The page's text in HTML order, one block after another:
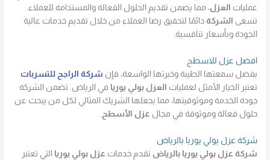
عمليات العزل، مما يضمن تقديم الحلول الفعالة والمستدامة للعملاء.
تسعى الشركة دائمًا لتحقيق رضا العملاء من خلال تقديم خدمات عالية
الجودة وبأسعار تنافسية.
افضل عزل للاسطح
بفضل سمعتها الطيبة وخبرتها الواسعة، فإن شركة الراجح للتسربات
تعتبر الخيار الأمثل لعمليات العزل بولي يوريا في الرياض. تضمن الشركة
جودة الخدمة وموثوقيتها، مما يجعلها الشريك المثالي لكل من يبحث عن
حلول فعالة وموثوقة في مجال عزل الأسطح.
شركة عزل بولي يوريا بالرياض
شركة عزل بولي يوريا بالرياض تقدم خدمات عزل بولي يوريا التي تعتبر